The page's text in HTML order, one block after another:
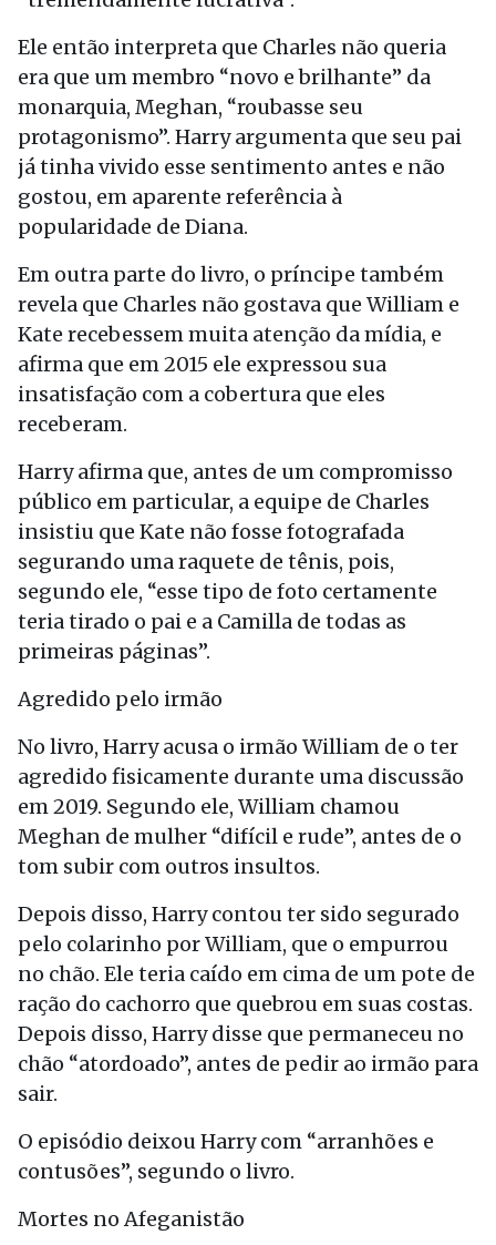
Ele então interpreta que Charles não queria
era que um membro “novo e brilhante” da
monarquia, Meghan, “roubasse seu
protagonismo”. Harry argumenta que seu pai
já tinha vivido esse sentimento antes e não
gostou, em aparente referência à
popularidade de Diana.
Em outra parte do livro, o príncipe também
revela que Charles não gostava que William e
Kate recebessem muita atenção da mídia, e
afirma que em 2015 ele expressou sua
insatisfação com a cobertura que eles
receberam.
Harry afirma que, antes de um compromisso
público em particular, a equipe de Charles
insistiu que Kate não fosse fotografada
segurando uma raquete de tênis, pois,
segundo ele, “esse tipo de foto certamente
teria tirado o pai e a Camilla de todas as
primeiras páginas”.
Agredido pelo irmão
No livro, Harry acusa o irmão William de o ter
agredido fisicamente durante uma discussão
em 2019. Segundo ele, William chamou
Meghan de mulher “difícil e rude”, antes de o
tom subir com outros insultos.
Depois disso, Harry contou ter sido segurado
pelo colarinho por William, que o empurrou
no chão. Ele teria caído em cima de um pote de
ração do cachorro que quebrou em suas costas.
Depois disso, Harry disse que permaneceu no
chão “atordoado”, antes de pedir ao irmão para
sair.
O episódio deixou Harry com “arranhões e
contusões”, segundo o livro.
Mortes no Afeganistão